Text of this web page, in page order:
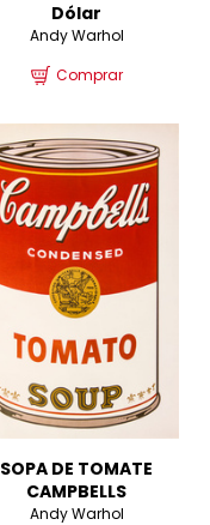
Dólar
Andy Warhol
Comprar
SOPA DE TOMATE
CAMPBELLS
Andy Warhol